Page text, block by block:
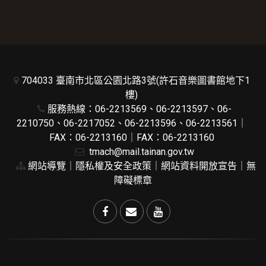
704033 臺南市北區公園北路3號(許石音樂圖書館地下1
樓)
服務熱線：06-2213569、06-2213597、06-
2210750、06-2217052、06-2213596、06-2213561｜
FAX：06-2213160｜FAX：06-2213160
tmach@mail.tainan.gov.tw
網站導覽
隱私權及安全政策 網站資料開放宣告
無
障礙標章